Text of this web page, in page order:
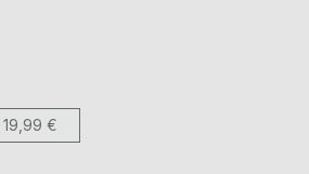
19,99 €